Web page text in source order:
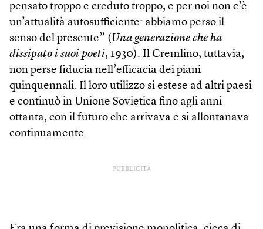
pensato troppo e creduto troppo, e per noi non c’è
un’attualità autosufficiente: abbiamo perso il
senso del presente” (Una generazione che ha
dissipato i suoi poeti, 1930). Il Cremlino, tuttavia,
non perse fiducia nell’efficacia dei piani
quinquennali. Il loro utilizzo si estese ad altri paesi
e continuò in Unione Sovietica fino agli anni
ottanta, con il futuro che arrivava e si allontanava
continuamente.
PUBBLICITÀ